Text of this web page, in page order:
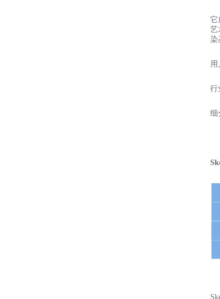
它
艺
染
行
细